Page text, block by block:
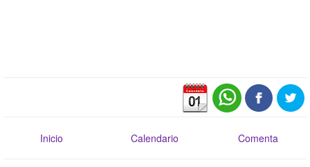
Inicio Calendario Comenta